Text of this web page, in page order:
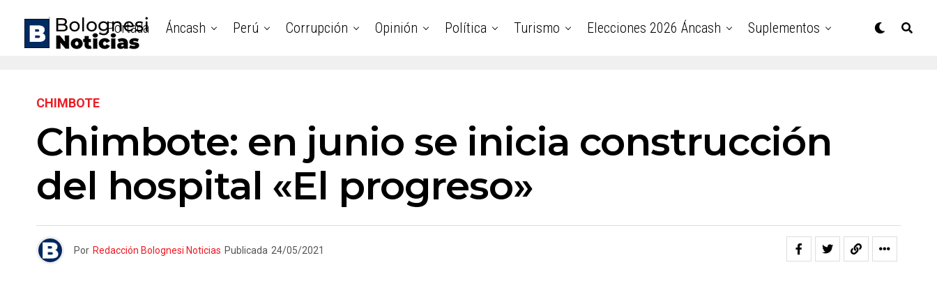
Portada Áncash Perú Corrupción Opinión Política Turismo Elecciones 2026 Áncash Suplementos
CHIMBOTE
Chimbote: en junio se inicia construcción
del hospital «El progreso»
Por Redacción Bolognesi Noticias Publicada 24/05/2021